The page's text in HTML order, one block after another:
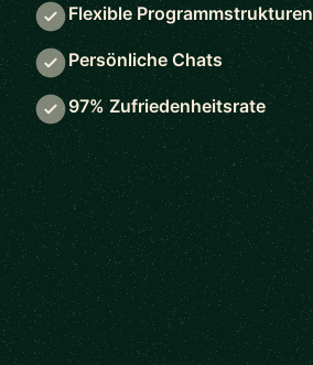
Flexible Programmstrukturen
Persönliche Chats
97% Zufriedenheitsrate